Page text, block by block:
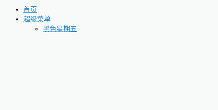
首页
超级菜单
黑色星期五